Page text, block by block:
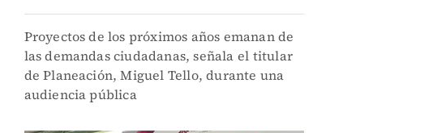
Proyectos de los próximos años emanan de
las demandas ciudadanas, señala el titular
de Planeación, Miguel Tello, durante una
audiencia pública